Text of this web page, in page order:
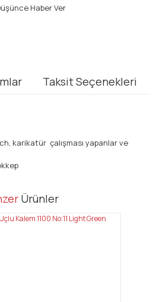
Haber Ver
Taksit Seçenekleri
karikatür çalışması yapanlar ve
ilk yorumu siz yapın!
açıklamalarında ve diğer
Ürünler